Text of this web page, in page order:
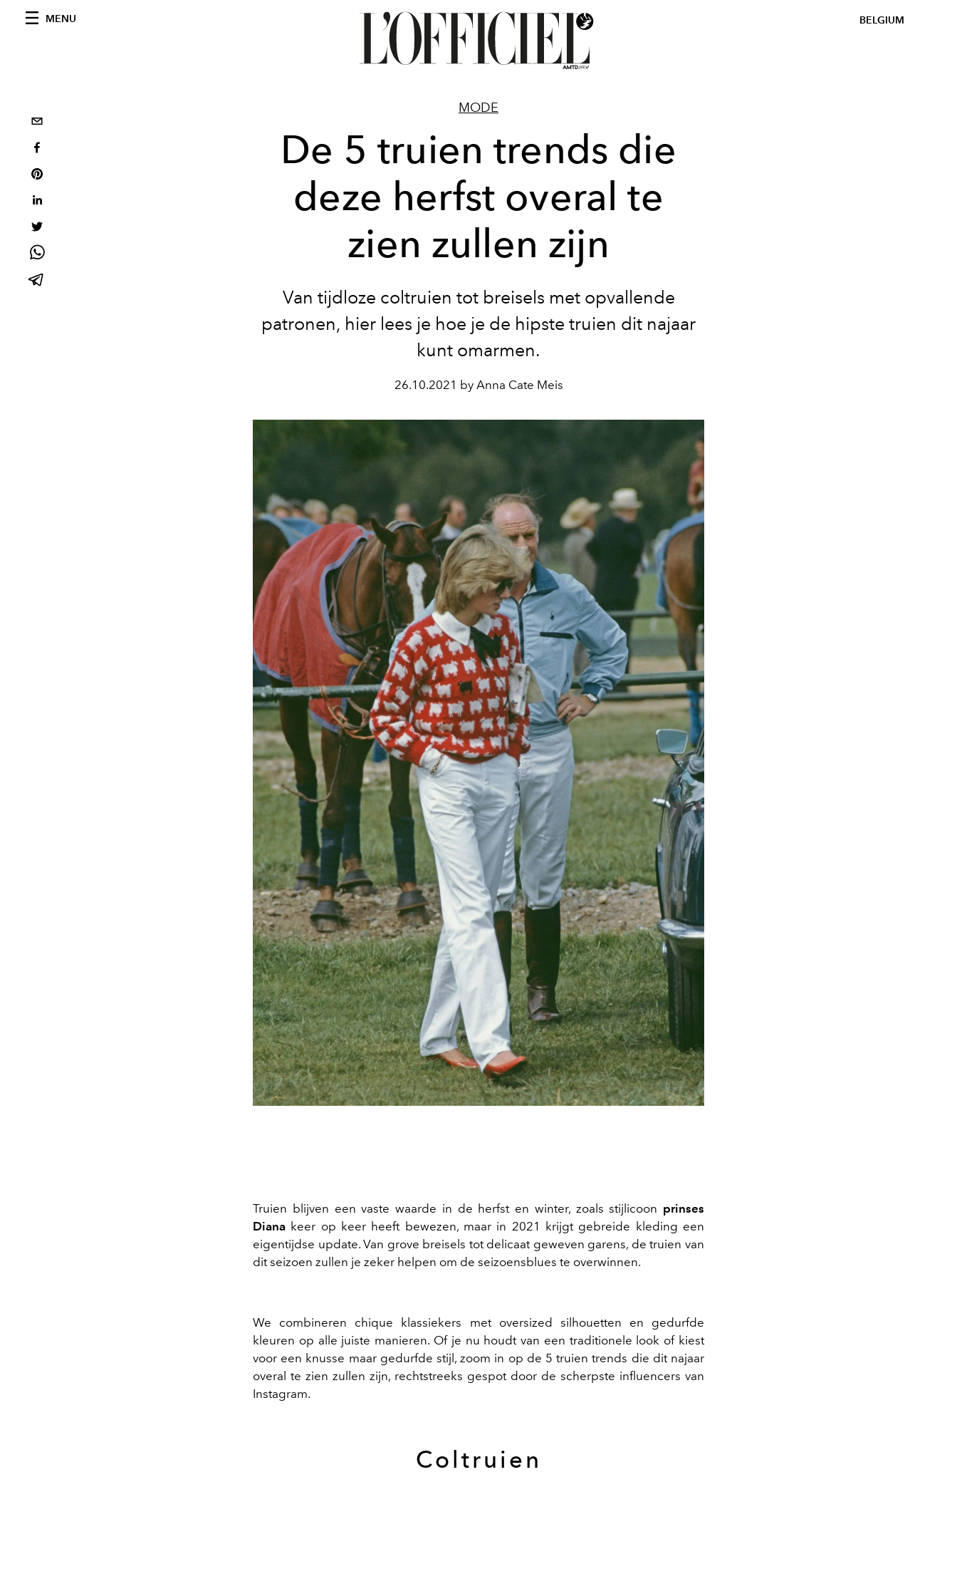
MENU BELGIUM
MODE
De 5 truien trends die
deze herfst overal te
zien zullen zijn
Van tijdloze coltruien tot breisels met opvallende
patronen, hier lees je hoe je de hipste truien dit najaar
kunt omarmen.
26.10.2021 by Anna Cate Meis
Truien blijven een vaste waarde in de herfst en winter, zoals stijlicoon prinses
Diana keer op keer heeft bewezen, maar in 2021 krijgt gebreide kleding een
eigentijdse update. Van grove breisels tot delicaat geweven garens, de truien van
dit seizoen zullen je zeker helpen om de seizoensblues te overwinnen.
We combineren chique klassiekers met oversized silhouetten en gedurfde
kleuren op alle juiste manieren. Of je nu houdt van een traditionele look of kiest
voor een knusse maar gedurfde stijl, zoom in op de 5 truien trends die dit najaar
overal te zien zullen zijn, rechtstreeks gespot door de scherpste influencers van
Instagram.
Coltruien